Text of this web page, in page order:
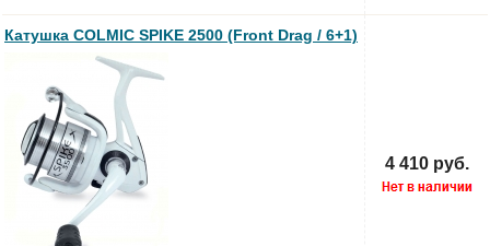
Катушка COLMIC SPIKE 2500 (Front Drag / 6+1)
4 410 руб.